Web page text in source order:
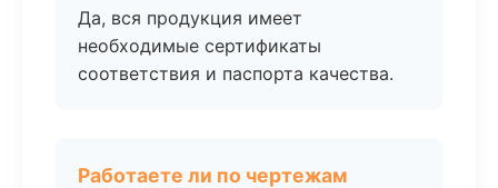
Да, вся продукция имеет
необходимые сертификаты
соответствия и паспорта качества.
Работаете ли по чертежам